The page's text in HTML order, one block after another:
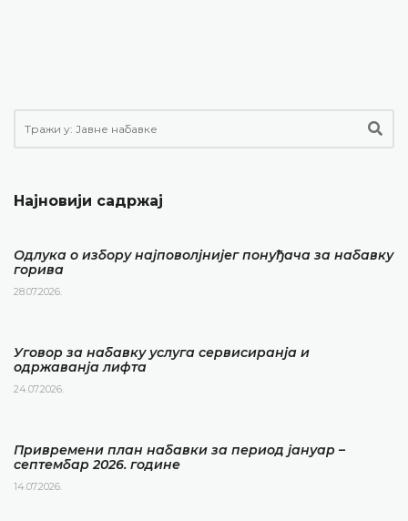
Најновији садржај
Одлука о избору најповолјнијег понуђача за набавку
горива
28.07.2026.
Уговор за набавку услуга сервисиранја и
одржаванја лифта
24.07.2026.
Привремени план набавки за период јануар –
септембар 2026. године
14.07.2026.